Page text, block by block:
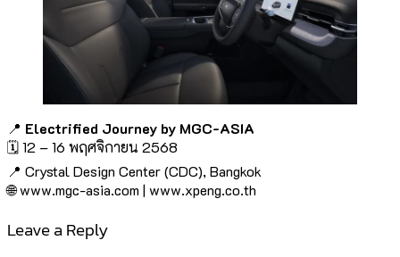
📍 Electrified Journey by MGC-ASIA
🗓️ 12 – 16 พฤศจิกายน 2568
📍 Crystal Design Center (CDC), Bangkok
🌐 www.mgc-asia.com | www.xpeng.co.th
Leave a Reply